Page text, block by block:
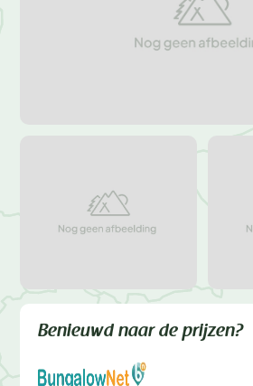
Benieuwd naar de prijzen?